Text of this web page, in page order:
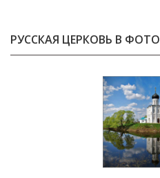
РУССКАЯ ЦЕРКОВЬ В